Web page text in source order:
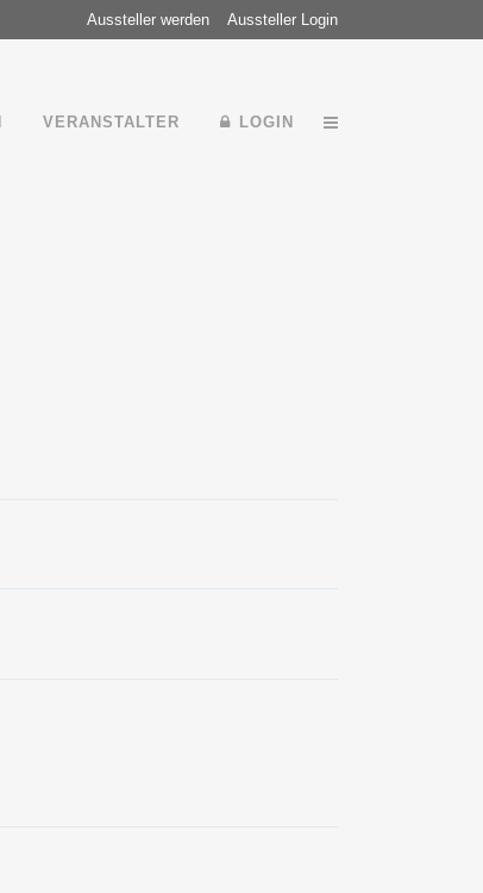
Aussteller werden Aussteller Login
VERANSTALTER LOGIN